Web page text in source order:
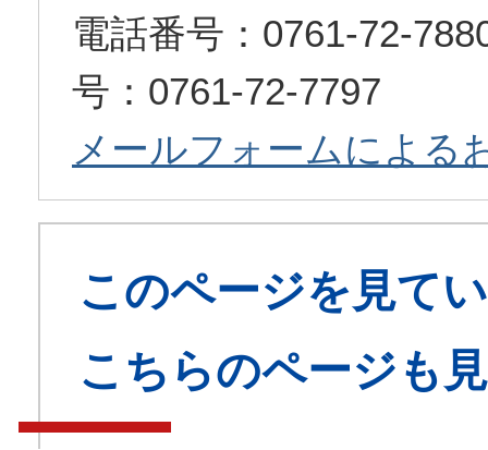
電話番号：0761-72-
号：0761-72-7797
メールフォームによる
このページを見て
こちらのページも